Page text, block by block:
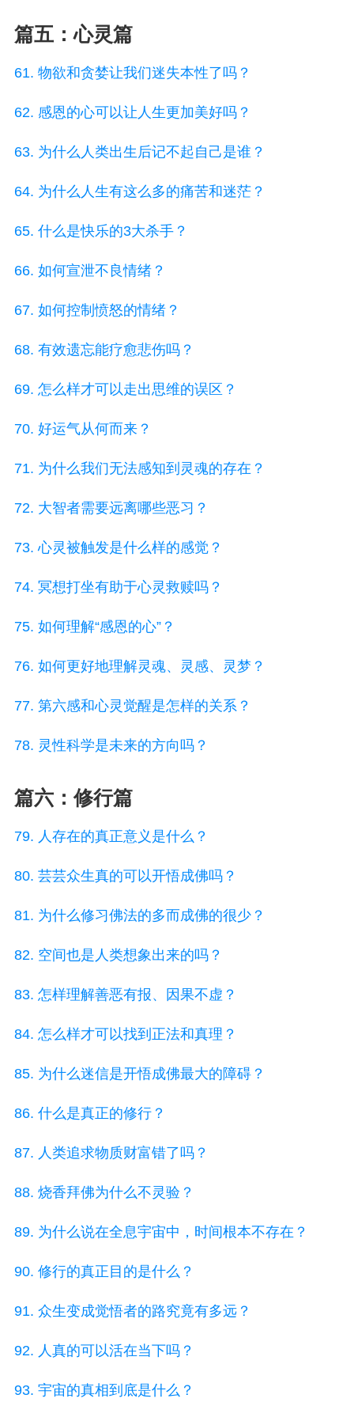
篇五：心灵篇
61. 物欲和贪婪让我们迷失本性了吗？
62. 感恩的心可以让人生更加美好吗？
63. 为什么人类出生后记不起自己是谁？
64. 为什么人生有这么多的痛苦和迷茫？
65. 什么是快乐的3大杀手？
66. 如何宣泄不良情绪？
67. 如何控制愤怒的情绪？
68. 有效遗忘能疗愈悲伤吗？
69. 怎么样才可以走出思维的误区？
70. 好运气从何而来？
71. 为什么我们无法感知到灵魂的存在？
72. 大智者需要远离哪些恶习？
73. 心灵被触发是什么样的感觉？
74. 冥想打坐有助于心灵救赎吗？
75. 如何理解“感恩的心”？
76. 如何更好地理解灵魂、灵感、灵梦？
77. 第六感和心灵觉醒是怎样的关系？
78. 灵性科学是未来的方向吗？
篇六：修行篇
79. 人存在的真正意义是什么？
80. 芸芸众生真的可以开悟成佛吗？
81. 为什么修习佛法的多而成佛的很少？
82. 空间也是人类想象出来的吗？
83. 怎样理解善恶有报、因果不虚？
84. 怎么样才可以找到正法和真理？
85. 为什么迷信是开悟成佛最大的障碍？
86. 什么是真正的修行？
87. 人类追求物质财富错了吗？
88. 烧香拜佛为什么不灵验？
89. 为什么说在全息宇宙中，时间根本不存在？
90. 修行的真正目的是什么？
91. 众生变成觉悟者的路究竟有多远？
92. 人真的可以活在当下吗？
93. 宇宙的真相到底是什么？